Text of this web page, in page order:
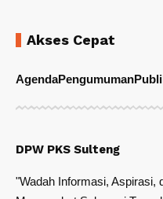
Akses Cepat
AgendaPengumuman
DPW PKS Sulteng
"Wadah Informasi, Aspirasi,